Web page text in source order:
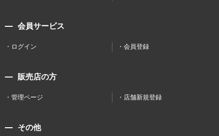
会員サービス
ログイン 会員登録
販売店の方
管理ページ 店舗新規登録
その他